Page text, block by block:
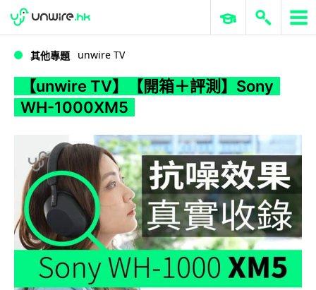
WWDC 2026 ERP 與商業 AI
其他專題 unwire TV
【unwire TV】【開箱＋評測】Sony
WH-1000XM5